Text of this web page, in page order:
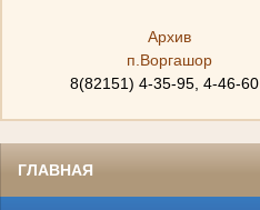
Архив
п.Воргашор
8(82151) 4-35-95, 4-46-60
ГЛАВНАЯ